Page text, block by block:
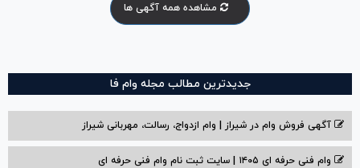
مشاهده همه آگهی ها
جدیدترین مطالب مجله وام فا
آگهی فروش وام در شیراز | وام ازدواج، رسالت، مهربانی شیراز
وام فنی حرفه ای ۱۴۰۵ | سایت ثبت نام وام فنی حرفه ای